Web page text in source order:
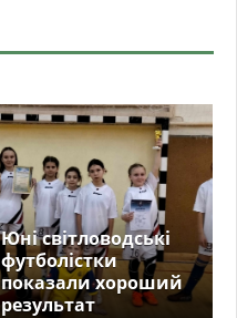
Юні світловодські
футболістки
показали хороший
результат